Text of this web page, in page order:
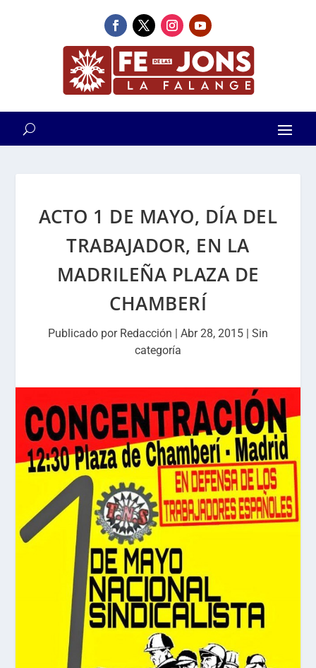
ACTO 1 DE MAYO, DÍA DEL
TRABAJADOR, EN LA
MADRILEÑA PLAZA DE
CHAMBERÍ
Publicado por Redacción | Abr 28, 2015 | Sin
categoría